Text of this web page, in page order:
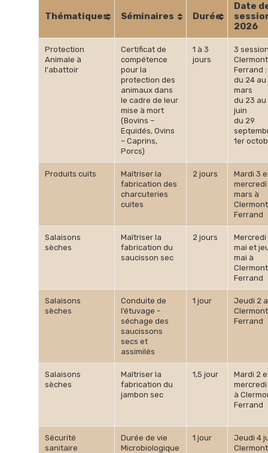
Thématiques Séminaires Durée
Date
2026
Protection
Animale à
l'abattoir
Certificat de
compétence
pour la
protection des
animaux dans
le cadre de leur
mise à mort
(Bovins –
Equidés, Ovins
– Caprins,
Porcs)
1 à 3
jours
3
Ferrand :
du 24 au
mars
du 23 au
juin
du 29
1er
Produits cuits
Maîtriser la
fabrication des
charcuteries
cuites
2 jours
Mardi 3
mercredi
mars à
Ferrand
Salaisons
sèches
Maîtriser la
fabrication du
saucisson sec
2 jours
Mercredi
mai et
mai à
Ferrand
Salaisons
sèches
Conduite de
l’étuvage -
séchage des
saucissons
secs et
assimilés
1 jour
Jeudi 2
Ferrand
Salaisons
sèches
Maîtriser la
fabrication du
jambon sec
1,5 jour
Mardi 2
mercredi
à
Ferrand
Sécurité
sanitaire
Durée de vie
Microbiologique
1 jour
Jeudi 4